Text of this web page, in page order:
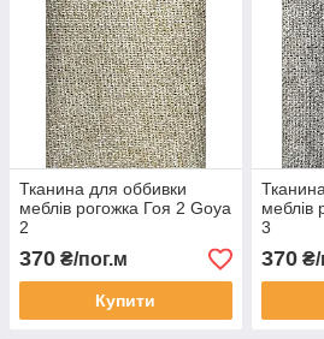
Тканина для оббивки
меблів рогожка Гоя 2 Goya
2
370 ₴/пог.м
Купити
меблів
3
370₴/